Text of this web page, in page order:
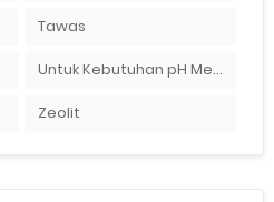
Tawas
Untuk Kebutuhan pH Meter Murah Hanya Di Ady Water
Zeolit